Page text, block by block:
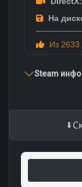
На
Из 2633
Steam